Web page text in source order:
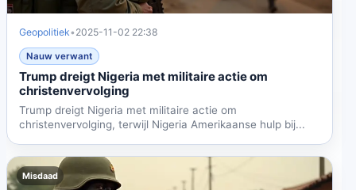
Geopolitiek• 2025-11-02 22:38
Nauw verwant
Trump dreigt Nigeria met militaire actie om
christenvervolging
Trump dreigt Nigeria met militaire actie om
christenvervolging, terwijl Nigeria Amerikaanse hulp bij...
Misdaad